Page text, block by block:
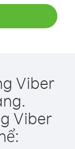
Viber
Viber